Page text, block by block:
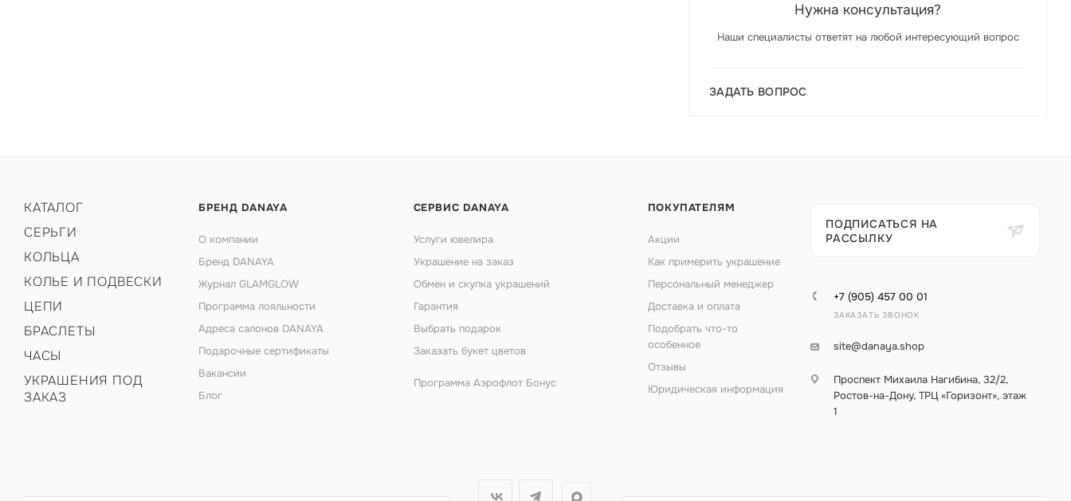
Нужна консультация?
Наши специалисты ответят на любой интересующий вопрос
ЗАДАТЬ ВОПРОС
КАТАЛОГ
СЕРЬГИ
КОЛЬЦА
КОЛЬЕ И ПОДВЕСКИ
ЦЕПИ
БРАСЛЕТЫ
ЧАСЫ
УКРАШЕНИЯ ПОД
ЗАКАЗ
БРЕНД DANAYA
О компании
Бренд DANAYA
Журнал GLAMGLOW
Программа лояльности
Адреса салонов DANAYA
Подарочные сертификаты
Вакансии
Блог
СЕРВИС DANAYA
Услуги ювелира
Украшение на заказ
Обмен и скупка украшений
Гарантия
Выбрать подарок
Заказать букет цветов
Программа Аэрофлот Бонус
ПОКУПАТЕЛЯМ
Акции
Как примерить украшение
Персональный менеджер
Доставка и оплата
Подобрать что-то
особенное
Отзывы
Юридическая информация
ПОДПИСАТЬСЯ НА
РАССЫЛКУ
+7 (905) 457 00 01
ЗАКАЗАТЬ ЗВОНОК
site@danaya.shop
Проспект Михаила Нагибина, 32/2,
Ростов-на-Дону, ТРЦ «Горизонт», этаж
1